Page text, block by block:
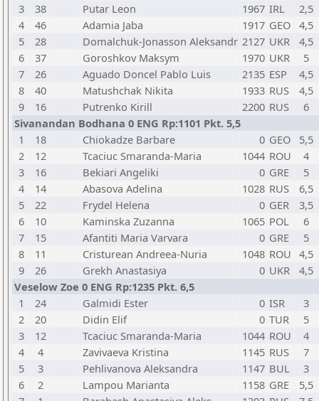
3
38 Putar Leon 1967 IRL
2,5
4
46 Adamia Jaba 1917 GEO 4,5
5
28 Domalchuk-Jonasson Aleksandr 2127 UKR
4,5
6
37 Goroshkov Maksym 1970 UKR
5
7
26 Aguado Doncel Pablo Luis 2135 ESP
4,5
8
40 Matushchak Nikita 1933 RUS
4,5
9
16 Putrenko Kirill 2200 RUS
6
Sivanandan Bodhana 0 ENG Rp:1101 Pkt. 5,5
1
18 Chiokadze Barbare 0 GEO
5,5
2
12 Tcaciuc Smaranda-Maria 1044 ROU
4
3
16 Bekiari Angeliki 0 GRE
5
4
14 Abasova Adelina 1028 RUS
6,5
5
22 Frydel Helena 0 GER
3,5
6
10 Kaminska Zuzanna 1065 POL
6
7
15 Afantiti Maria Varvara 0 GRE
5
8
11 Cristurean Andreea-Nuria 1048 ROU 4,5
9
26 Grekh Anastasiya 0 UKR
4,5
Veselow Zoe 0 ENG Rp:1235 Pkt. 6,5
1
24 Galmidi Ester 0 ISR
3
2
20 Didin Elif 0 TUR
5
3
12 Tcaciuc Smaranda-Maria 1044 ROU
4
4
4 Zavivaeva Kristina 1145 RUS
7
5
3 Pehlivanova Aleksandra 1147 BUL
3
6
2 Lampou Marianta 1158 GRE
5,5